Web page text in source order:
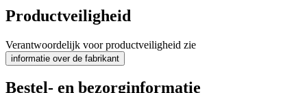
Productveiligheid
Verantwoordelijk voor productveiligheid zie
informatie over de fabrikant
Bestel- en bezorginformatie